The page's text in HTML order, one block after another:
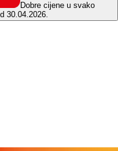
Dobre cijene u svako
30.04.2026.